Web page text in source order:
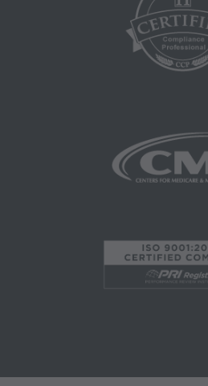
Materiales Educacionales/
Correos especiales,
sus empleados y agentes.
al uso en Medicare,
administrados por los
Financiamiento de Cuidado
Health Care Financing